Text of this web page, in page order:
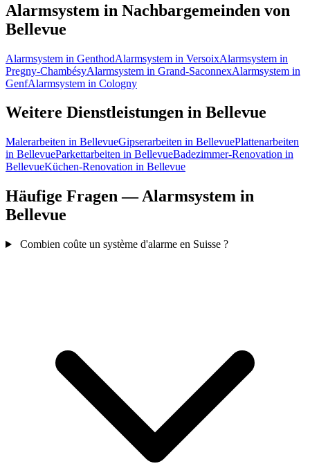
Alarmsystem in Nachbargemeinden von
Bellevue
Alarmsystem in GenthodAlarmsystem in VersoixAlarmsystem in
Pregny-ChambésyAlarmsystem in Grand-SaconnexAlarmsystem in
GenfAlarmsystem in Cologny
Weitere Dienstleistungen in Bellevue
Malerarbeiten in BellevueGipserarbeiten in BellevuePlattenarbeiten
in BellevueParkettarbeiten in BellevueBadezimmer-Renovation in
BellevueKüchen-Renovation in Bellevue
Häufige Fragen — Alarmsystem in
Bellevue
Combien coûte un système d'alarme en Suisse ?